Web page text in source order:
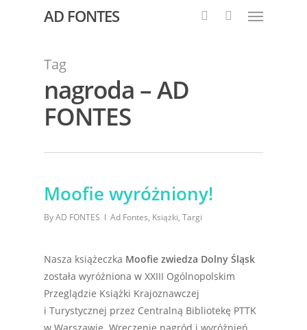
AD FONTES
Tag
nagroda – AD
FONTES
Moofie wyróżniony!
ByAD FONTES Ad Fontes, Książki, Targi
Nasza książeczka Moofie zwiedza Dolny Śląsk
została wyróżniona w XXIII Ogólnopolskim
Przeglądzie Książki Krajoznawczej
i Turystycznej przez Centralną Bibliotekę PTTK